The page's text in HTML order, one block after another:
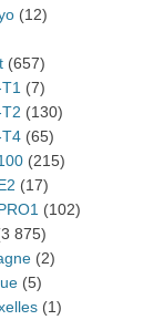
(12)
(657)
(7)
(130)
(65)
(215)
(17)
(102)
875)
(2)
(5)
(1)